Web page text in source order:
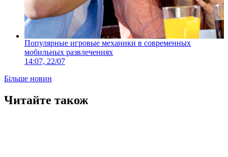
Популярные игровые механики в современных
мобильных развлечениях
14:07, 22/07
Більше новин
Читайте також